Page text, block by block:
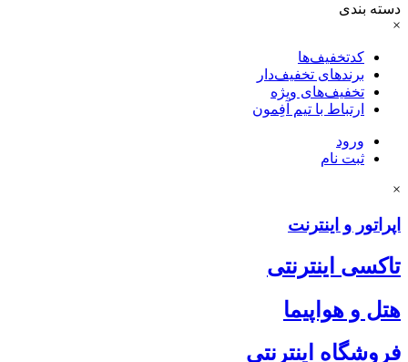
دسته بندی
×
کدتخفیف‌ها
برندهای تخفیف‌دار
تخفیف‌های ویژه
ارتباط با تیم آفِمون
ورود
ثبت نام
×
اپراتور و اینترنت
تاکسی اینترنتی
هتل و هواپیما
فروشگاه اینترنتی